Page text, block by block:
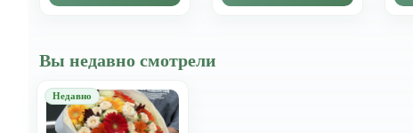
Вы недавно смотрели